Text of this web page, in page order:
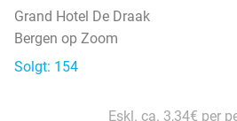
Grand Hotel De Draak
Bergen op Zoom
Solgt: 154
Eskl. ca. 3,34€ per